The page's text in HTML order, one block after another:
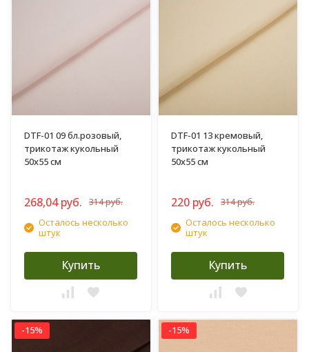
DTF-01 09 бл.розовый,
трикотаж кукольный
50х55 см
268,04 руб. 314 руб.
Осталось несколько
штук
Купить
DTF-01 13 кремовый,
трикотаж кукольный
50х55 см
220 руб. 314 руб.
Осталось несколько
штук
Купить
-15% -15%